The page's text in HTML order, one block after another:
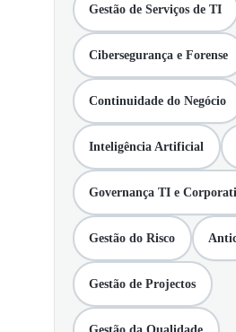
Gestão de Serviços de TI
Cibersegurança e Forense
Continuidade do Negócio
Inteligência Artificial
Governança TI e
Gestão do Risco
Gestão de Projectos